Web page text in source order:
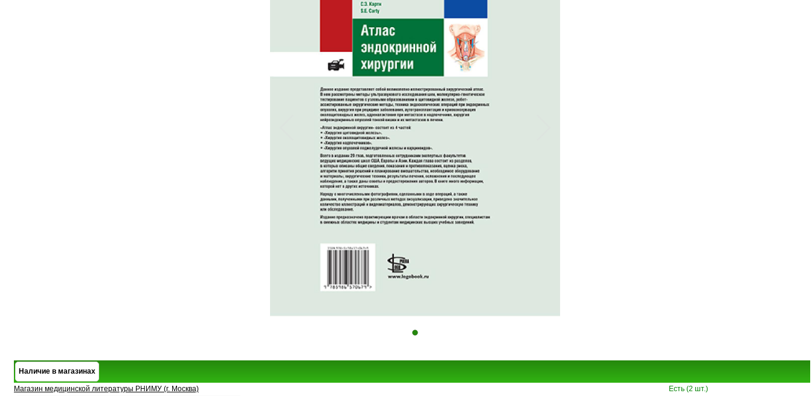
Наличие в магазинах
Магазин медицинской литературы РНИМУ (г. Москва)
Есть (2 шт.)